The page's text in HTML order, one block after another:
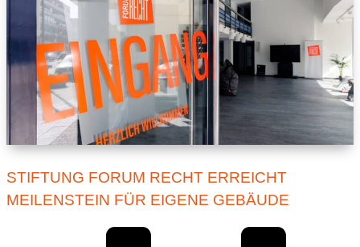
STIFTUNG FORUM RECHT ERREICHT
MEILENSTEIN FÜR EIGENE GEBÄUDE